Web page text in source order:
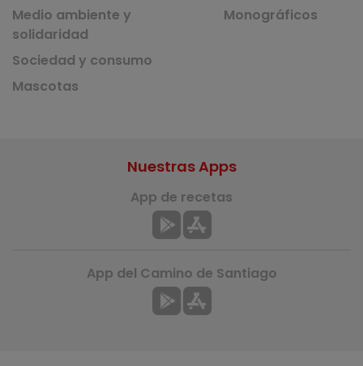
Medio ambiente y
solidaridad
Sociedad y consumo
Mascotas
Monográficos
Nuestras Apps
App de recetas
App del Camino de Santiago